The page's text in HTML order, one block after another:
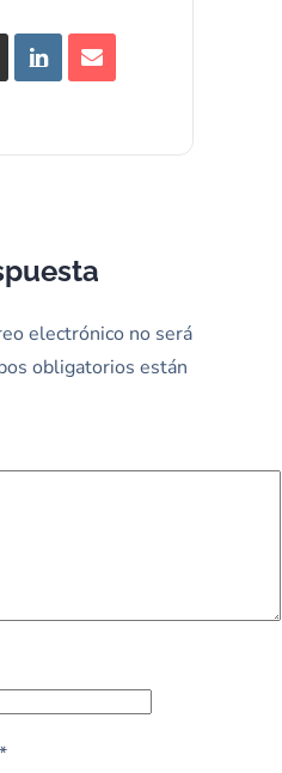
electrónico no será
obligatorios están
*